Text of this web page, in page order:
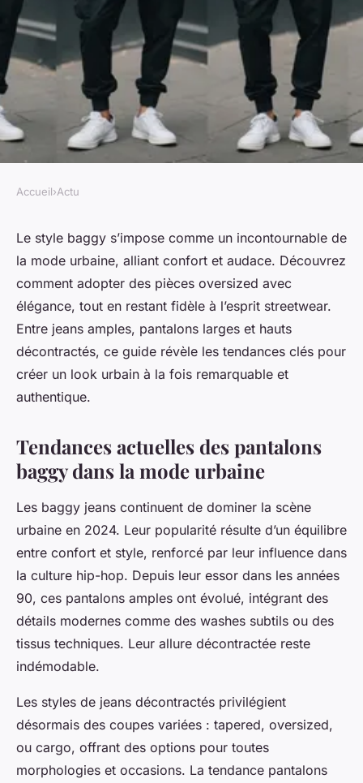
Les meilleures tendances
baggy pour un style urbain
remarquable
Youssef•3 septembre 2025•5 min de lecture
Accueil›Actu
Le style baggy s’impose comme un incontournable de
la mode urbaine, alliant confort et audace. Découvrez
comment adopter des pièces oversized avec
élégance, tout en restant fidèle à l’esprit streetwear.
Entre jeans amples, pantalons larges et hauts
décontractés, ce guide révèle les tendances clés pour
créer un look urbain à la fois remarquable et
authentique.
Tendances actuelles des pantalons
baggy dans la mode urbaine
Les baggy jeans continuent de dominer la scène
urbaine en 2024. Leur popularité résulte d’un équilibre
entre confort et style, renforcé par leur influence dans
la culture hip-hop. Depuis leur essor dans les années
90, ces pantalons amples ont évolué, intégrant des
détails modernes comme des washes subtils ou des
tissus techniques. Leur allure décontractée reste
indémodable.
Les styles de jeans décontractés privilégient
désormais des coupes variées : tapered, oversized,
ou cargo, offrant des options pour toutes
morphologies et occasions. La tendance pantalons